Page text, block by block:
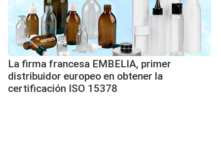
La firma francesa EMBELIA, primer
distribuidor europeo en obtener la
certificación ISO 15378